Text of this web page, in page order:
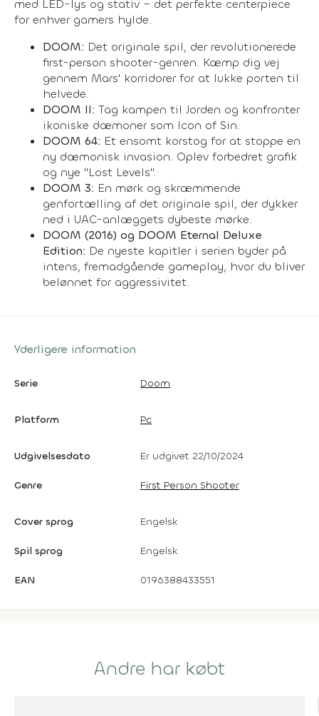
med LED-lys og stativ – det perfekte centerpiece
for enhver gamers hylde.
DOOM: Det originale spil, der revolutionerede
first-person shooter-genren. Kæmp dig vej
gennem Mars' korridorer for at lukke porten til
helvede.
DOOM II: Tag kampen til Jorden og konfronter
ikoniske dæmoner som Icon of Sin.
DOOM 64: Et ensomt korstog for at stoppe en
ny dæmonisk invasion. Oplev forbedret grafik
og nye "Lost Levels".
DOOM 3: En mørk og skræmmende
genfortælling af det originale spil, der dykker
ned i UAC-anlæggets dybeste mørke.
DOOM (2016) og DOOM Eternal Deluxe
Edition: De nyeste kapitler i serien byder på
intens, fremadgående gameplay, hvor du bliver
belønnet for aggressivitet.
Yderligere information
Serie Doom
Platform Pc
Udgivelsesdato Er udgivet 22/10/2024
Genre First Person Shooter
Cover sprog Engelsk
Spil sprog Engelsk
EAN 0196388433551
Andre har købt